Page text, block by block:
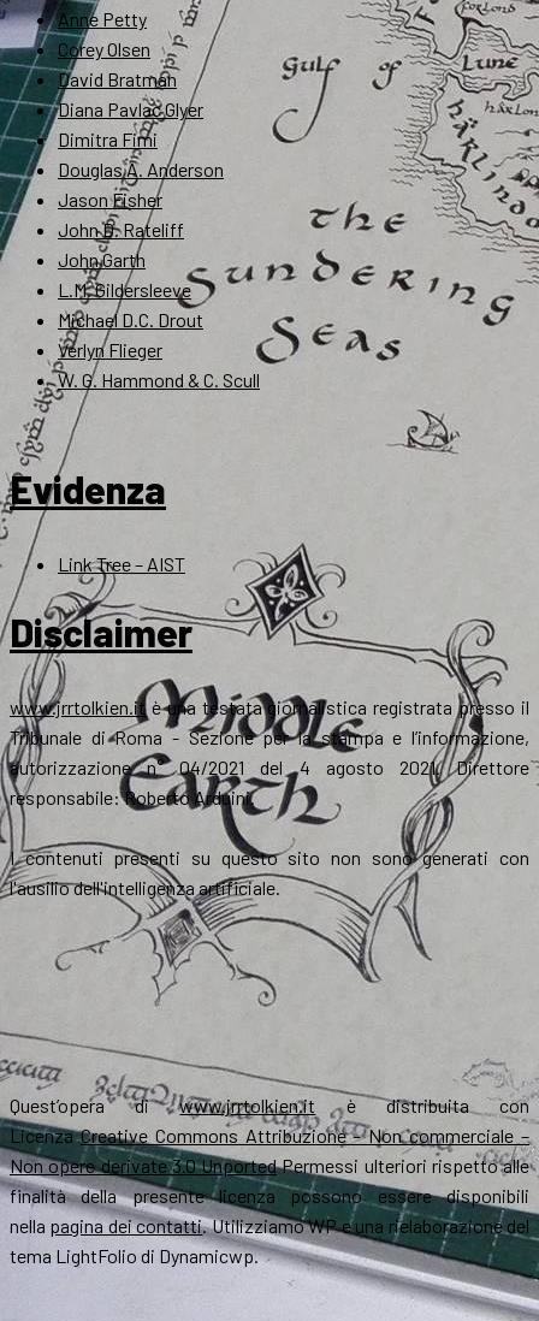
Anne Petty
Corey Olsen
David Bratman
Diana Pavlac Glyer
Dimitra Fimi
Douglas A. Anderson
Jason Fisher
John D. Rateliff
John Garth
L.M. Gildersleeve
Michael D.C. Drout
Verlyn Flieger
W. G. Hammond & C. Scull
Evidenza
Link Tree – AIST
Disclaimer
www.jrrtolkien.itè una testata giornalistica registrata presso il
Tribunale di Roma - Sezione per la stampa e l’informazione,
autorizzazione n° 04/2021 del 4 agosto 2021. Direttore
responsabile: Roberto Arduini.
I contenuti presenti su questo sito non sono generati con
l'ausilio dell'intelligenza artificiale.
Quest’opera diwww.jrrtolkien.it è distribuita con
LicenzaCreative Commons Attribuzione – Non commerciale –
Non opere derivate 3.0 UnportedPermessi ulteriori rispetto alle
finalità della presente licenza possono essere disponibili
nella pagina dei contatti. Utilizziamo WP e una rielaborazione del
tema LightFolio di Dynamicwp.